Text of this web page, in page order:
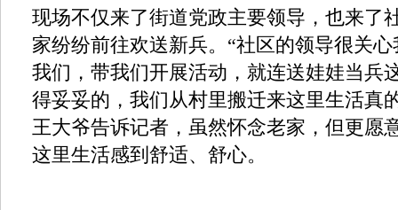
现场不仅来了街道党政主要领导，也来了
家纷纷前往欢送新兵。“社区的领导很关
我们，带我们开展活动，就连送娃娃当兵
得妥妥的，我们从村里搬迁来这里生活真
王大爷告诉记者，虽然怀念老家，但更愿
这里生活感到舒适、舒心。